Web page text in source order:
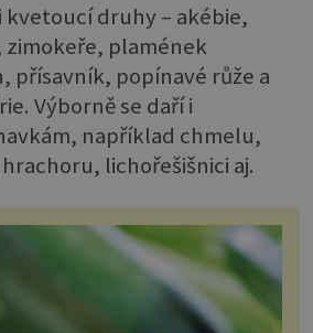
kvetoucí druhy – akébie,
plamének
přísavník, popínavé růže a
Výborně se daří i
například chmelu,
lichořešišnici aj.